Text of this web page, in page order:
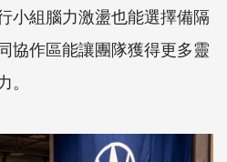
小組腦力激盪也能選擇備隔
協作區能讓團隊獲得更多靈